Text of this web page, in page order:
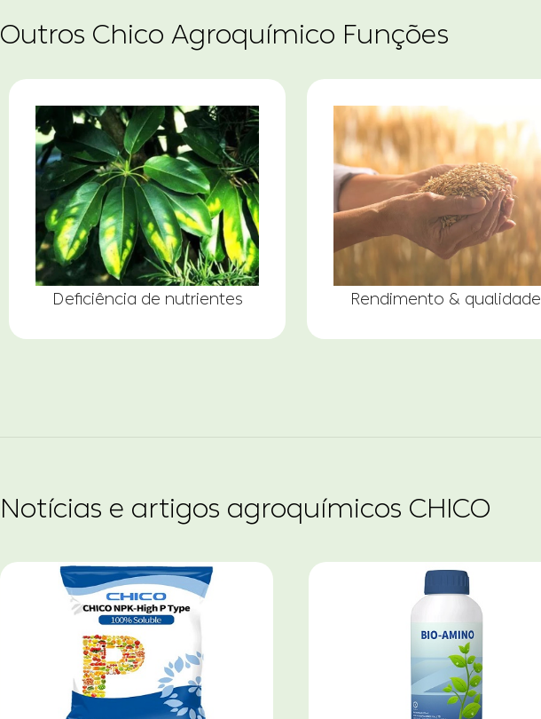
Outros Chico Agroquímico Funções
Deficiência de nutrientes Rendimento & qualidade
Notícias e artigos agroquímicos CHICO